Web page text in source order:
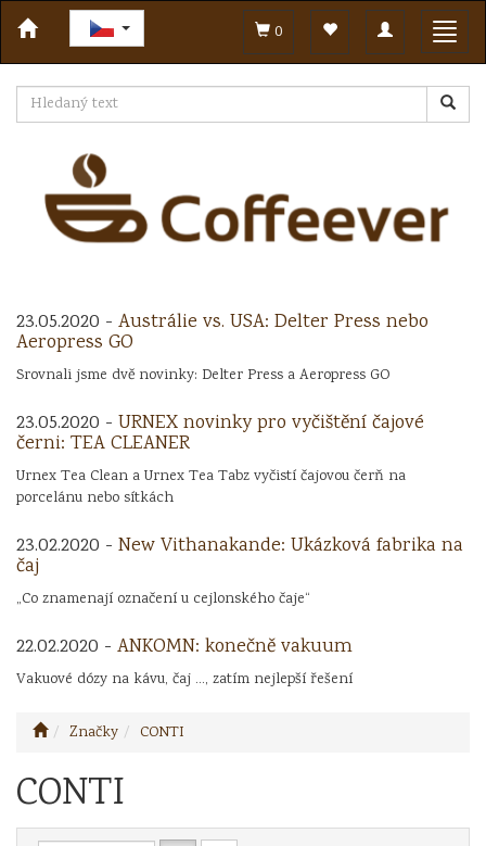
Toggle
navigation
0
23.05.2020 - Austrálie vs. USA: Delter Press nebo
Aeropress GO
Srovnali jsme dvě novinky: Delter Press a Aeropress GO
23.05.2020 - URNEX novinky pro vyčištění čajové
černi: TEA CLEANER
Urnex Tea Clean a Urnex Tea Tabz vyčistí čajovou čerň na
porcelánu nebo sítkách
23.02.2020 - New Vithanakande: Ukázková fabrika na
čaj
„Co znamenají označení u cejlonského čaje“
22.02.2020 - ANKOMN: konečně vakuum
Vakuové dózy na kávu, čaj ..., zatím nejlepší řešení
Značky CONTI
CONTI